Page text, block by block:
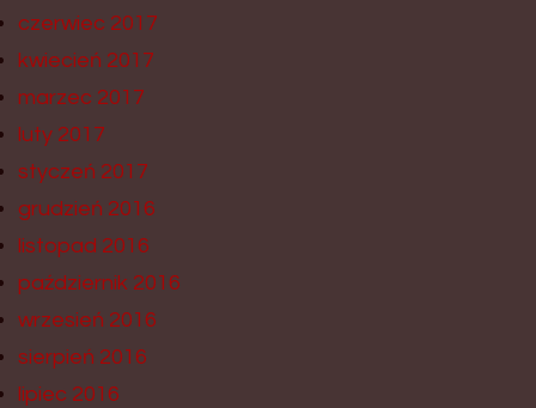
czerwiec 2017
kwiecień 2017
marzec 2017
luty 2017
styczeń 2017
grudzień 2016
listopad 2016
październik 2016
wrzesień 2016
sierpień 2016
lipiec 2016